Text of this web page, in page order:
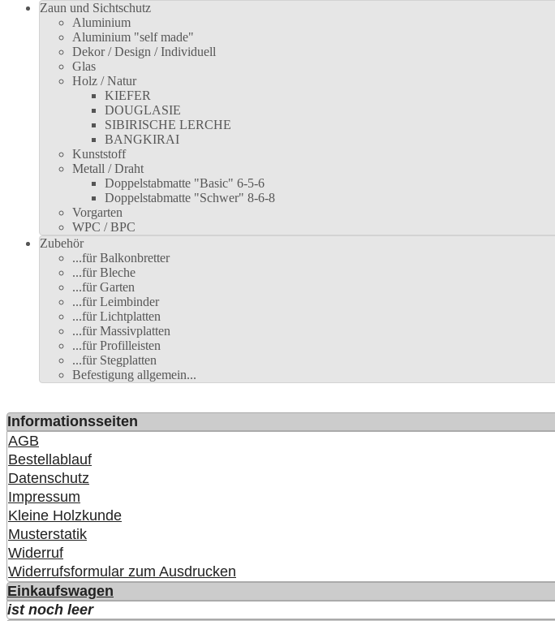
Zaun und Sichtschutz
Aluminium
Aluminium "self made"
Dekor / Design / Individuell
Glas
Holz / Natur
KIEFER
DOUGLASIE
SIBIRISCHE LERCHE
BANGKIRAI
Kunststoff
Metall / Draht
Doppelstabmatte "Basic" 6-5-6
Doppelstabmatte "Schwer" 8-6-8
Vorgarten
WPC / BPC
Zubehör
...für Balkonbretter
...für Bleche
...für Garten
...für Leimbinder
...für Lichtplatten
...für Massivplatten
...für Profilleisten
...für Stegplatten
Befestigung allgemein...
Informationsseiten
AGB
Bestellablauf
Datenschutz
Impressum
Kleine Holzkunde
Musterstatik
Widerruf
Widerrufsformular zum Ausdrucken
Einkaufswagen
ist noch leer